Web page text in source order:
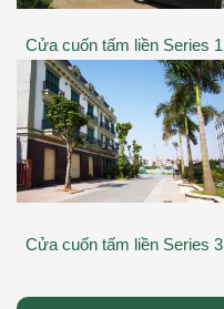
Cửa cuốn tấm liền Series 1
Cửa cuốn tấm liền Series 3